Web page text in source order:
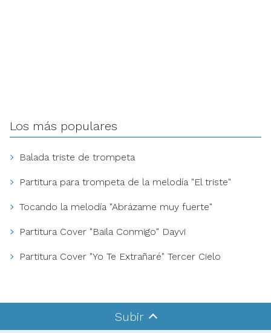
Los más populares
Balada triste de trompeta
Partitura para trompeta de la melodía "El triste"
Tocando la melodía "Abrázame muy fuerte"
Partitura Cover "Baila Conmigo" Dayvi
Partitura Cover "Yo Te Extrañaré" Tercer Cielo
Subir